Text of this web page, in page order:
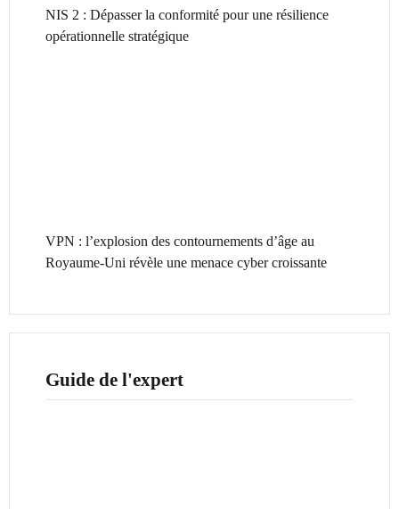
NIS 2 : Dépasser la conformité pour une résilience
opérationnelle stratégique
VPN : l’explosion des contournements d’âge au
Royaume-Uni révèle une menace cyber croissante
Guide de l'expert